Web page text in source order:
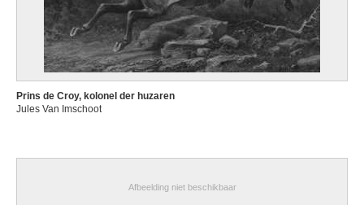
Prins de Croy, kolonel der huzaren
Jules Van Imschoot
Afbeelding niet beschikbaar